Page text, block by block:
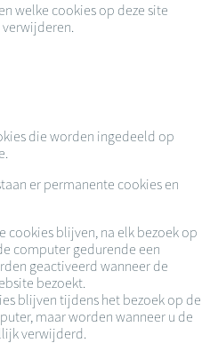
welke cookies op deze site
die worden ingedeeld op
er permanente cookies en
cookies blijven, na elk bezoek op
computer gedurende een
geactiveerd wanneer de
bezoekt.
blijven tijdens het bezoek op de
maar worden wanneer u de
verwijderd.